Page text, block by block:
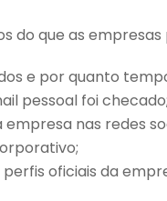
do que as
e por quanto
pessoal foi checado;
nas redes
oficiais da